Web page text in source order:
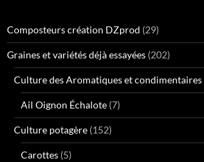
Composteurs création DZprod (29)
Graines et variétés déjà essayées (202)
Culture des Aromatiques et condimentaires
Ail Oignon Échalote (7)
Culture potagère (152)
Carottes (5)